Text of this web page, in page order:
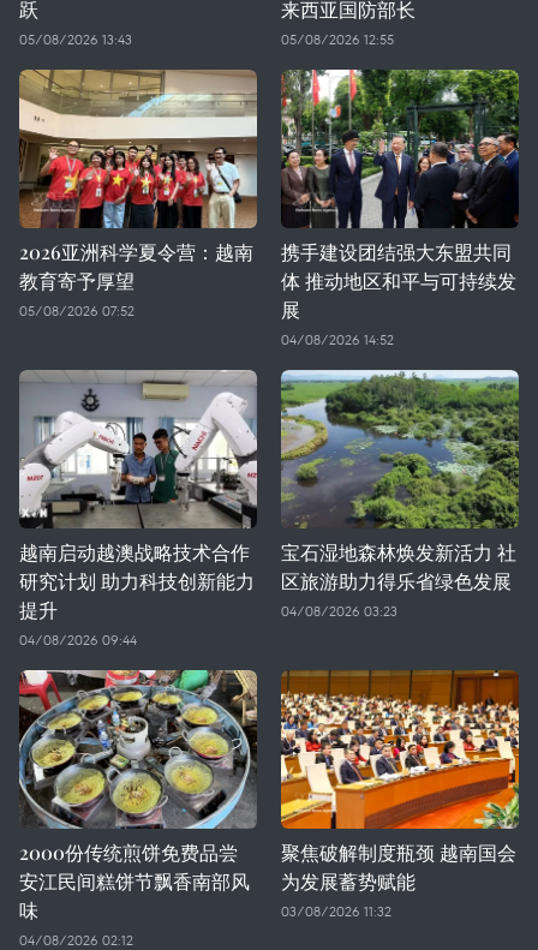
跃
05/08/2026 13:43
来西亚国防部长
05/08/2026 12:55
2026亚洲科学夏令营：越南
教育寄予厚望
05/08/2026 07:52
携手建设团结强大东盟共同
体 推动地区和平与可持续发
展
04/08/2026 14:52
越南启动越澳战略技术合作
研究计划 助力科技创新能力
提升
04/08/2026 09:44
宝石湿地森林焕发新活力 社
区旅游助力得乐省绿色发展
04/08/2026 03:23
2000份传统煎饼免费品尝
安江民间糕饼节飘香南部风
味
04/08/2026 02:12
聚焦破解制度瓶颈 越南国会
为发展蓄势赋能
03/08/2026 11:32